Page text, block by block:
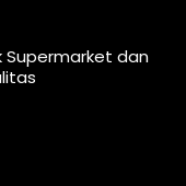
Supermarket dan